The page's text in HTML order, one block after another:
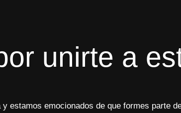
unirte a
estamos emocionados de que formes parte